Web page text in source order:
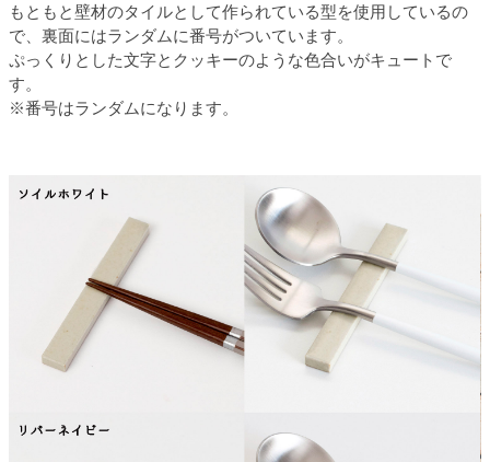
もともと壁材のタイルとして作られている型を使用しているの
で、裏面にはランダムに番号がついています。
ぷっくりとした文字とクッキーのような色合いがキュートで
す。
※番号はランダムになります。